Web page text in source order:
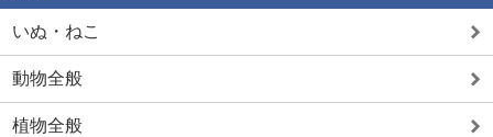
いぬ・ねこ
動物全般
植物全般